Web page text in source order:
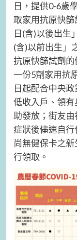
日，提供0-6歲
取家用抗原快
日(含)以後出生
(含)以前出生」
抗原快篩試劑
一份5劑家用抗
日起配合中央
低收入戶、領
助發放；街友
症狀後儘速自行
尚無健保卡之
行領取。